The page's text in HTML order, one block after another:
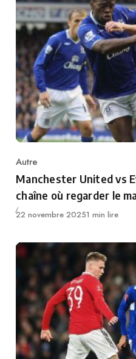
Category
Autre
Manchester United vs
chaîne où regarder le
Publié
22 novembre 20251 min lire